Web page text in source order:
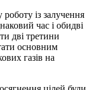
із залучення
час і обидві
дві третини
основним
газів на